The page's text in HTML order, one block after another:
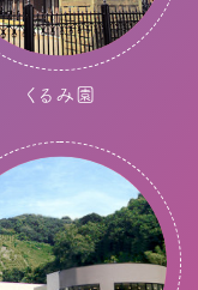
くるみ園